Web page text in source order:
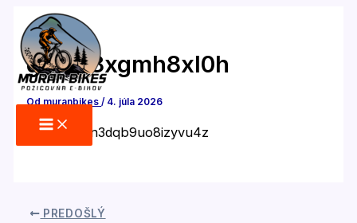
Preskočiť
obsah
ge9718xgmh8xl0h
Od muranbikes/ 4. júla 2026
fkasyyzjosn3dqb9uo8izyvu4z
PREDOŠLÝ